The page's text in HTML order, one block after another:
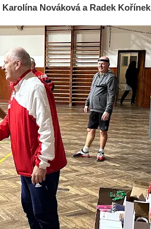
Karolína Nováková a Radek Kořínek